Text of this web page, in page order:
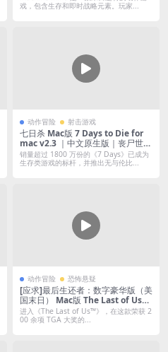
戏，包含生存和即时战略元素。玩家...
动作冒险 射击游戏
七日杀 Mac版 7 Days to Die for
mac v2.3 ｜中文原生版｜丧尸世界
生存与建造的末日挑战｜全DLC
销量超过 1800 万份的《7 Days》已成为
生存类游戏的标杆，并推出无与伦比...
动作冒险 恐怖悬疑
[应求]最后生还者：数字豪华版（美
国末日） Mac版 The Last of Us™
Part I For Mac v1.1.5｜中文移植
版｜预购特典+往日余烬DLC
进入《The Last of Us™》，在这款荣获 2
00 余项 TGA 大奖的...